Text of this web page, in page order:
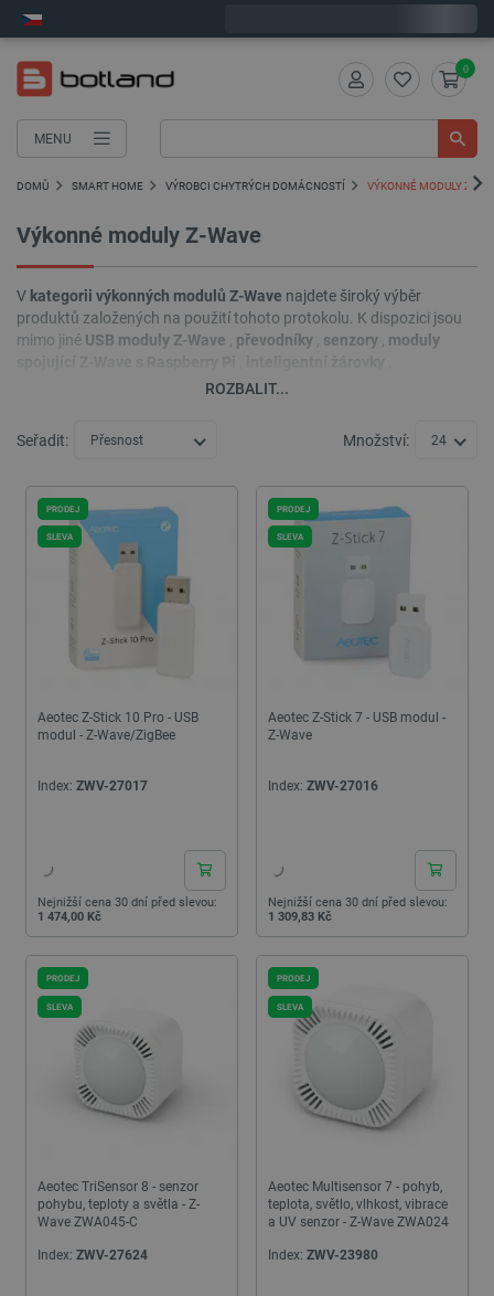
MENU
0
DOMŮ SMART HOME VÝROBCI CHYTRÝCH DOMÁCNOSTÍ VÝKONNÉ MODULY Z-
Výkonné moduly Z-Wave
V kategorii výkonných modulů Z-Wave najdete široký výběr
produktů založených na použití tohoto protokolu. K dispozici jsou
mimo jiné USB moduly Z-Wave převodníky senzory
moduly
a mnoho dalších. Pomohou vám vytvořit a
ROZBALIT...
Seřadit: Přesnost Množství: 24
Aeotec Z-Stick 10 Pro - USB
modul - Z-Wave/ZigBee
Index: ZWV-27017
Nejnižší cena 30 dní před slevou:
1 474,00 Kč
PRODEJ
SLEVA
Aeotec Z-Stick 7 - USB modul -
Z-Wave
Index: ZWV-27016
Nejnižší cena 30 dní před slevou:
1 309,83 Kč
PRODEJ
SLEVA
Aeotec TriSensor 8 - senzor
pohybu, teploty a světla - Z-
Wave ZWA045-C
Index: ZWV-27624
PRODEJ
SLEVA
Aeotec Multisensor 7 - pohyb,
teplota, světlo, vlhkost, vibrace
a UV senzor - Z-Wave ZWA024
Index: ZWV-23980
PRODEJ
SLEVA